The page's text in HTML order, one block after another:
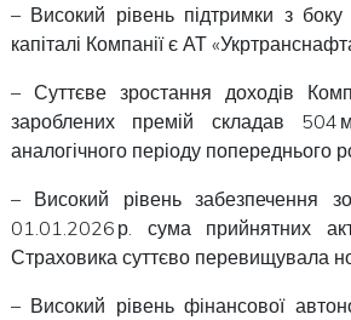
– Високий рівень підтримки з
капіталі Компанії є АТ
– Суттєве зростання доходів
зароблених премій складав 504
аналогічного періоду попереднього
– Високий рівень забезпечення
01.01.2026 р. сума прийнятних
Страховика суттєво перевищувала
– Високий рівень фінансової